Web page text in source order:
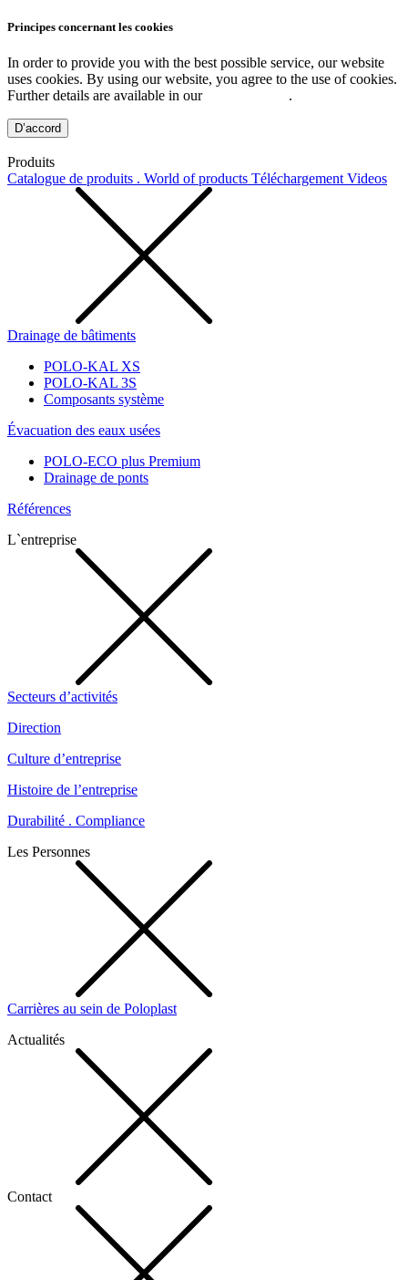
Principes concernant les cookies
In order to provide you with the best possible service, our website
uses cookies. By using our website, you agree to the use of cookies.
Further details are available in our
.
D’accord
Produits
Catalogue de produits . World of products Téléchargement Videos
Drainage de bâtiments
POLO-KAL XS
POLO-KAL 3S
Composants système
Évacuation des eaux usées
POLO-ECO plus Premium
Drainage de ponts
Références
L`entreprise
Secteurs d’activités
Direction
Culture d’entreprise
Histoire de l’entreprise
Durabilité . Compliance
Les Personnes
Carrières au sein de Poloplast
Actualités
Contact